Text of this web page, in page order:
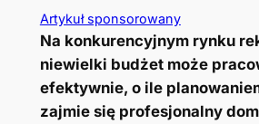
Artykuł sponsorowany
Na konkurencyjnym rynku
niewielki budżet może
efektywnie, o ile
zajmie się profesjonalny